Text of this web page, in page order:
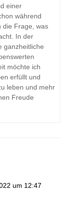
einer
während
die Frage, was
In der
ganzheitliche
möchte ich
erfüllt und
leben und mehr
Freude
um 12:47